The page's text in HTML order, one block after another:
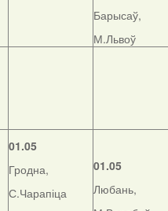
Барысаў,
М.Львоў
01.05
Гродна,
С.Чарапіца
01.05
Любань,